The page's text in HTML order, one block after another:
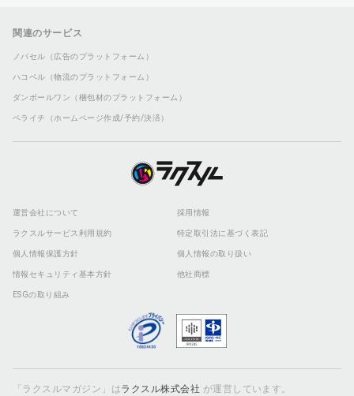
関連のサービス
ノバセル（広告のプラットフォーム）
ハコベル（物流のプラットフォーム）
ダンボールワン（梱包材のプラットフォーム）
ペライチ（ホームページ作成/予約/決済）
運営会社について 採用情報
ラクスルサービス利用規約 特定取引法に基づく表記
個人情報保護方針 個人情報の取り扱い
情報セキュリティ基本方針 他社商標
ESGの取り組み
「ラクスルマガジン」はラクスル株式会社 が運営しています。